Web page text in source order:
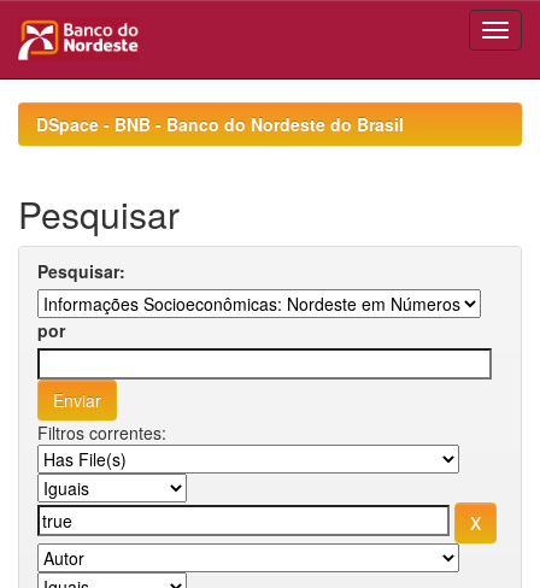
navigationDSpace - BNB - Banco do Nordeste do Brasil
Pesquisar
Pesquisar:
por
Filtros correntes: